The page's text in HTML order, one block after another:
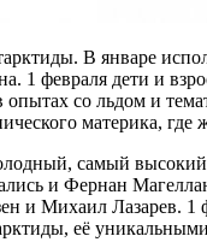
В январе
1 февраля дети и
со льдом и
материка,
самый высокий
и Фернан
и Михаил Лазарев. 1
её